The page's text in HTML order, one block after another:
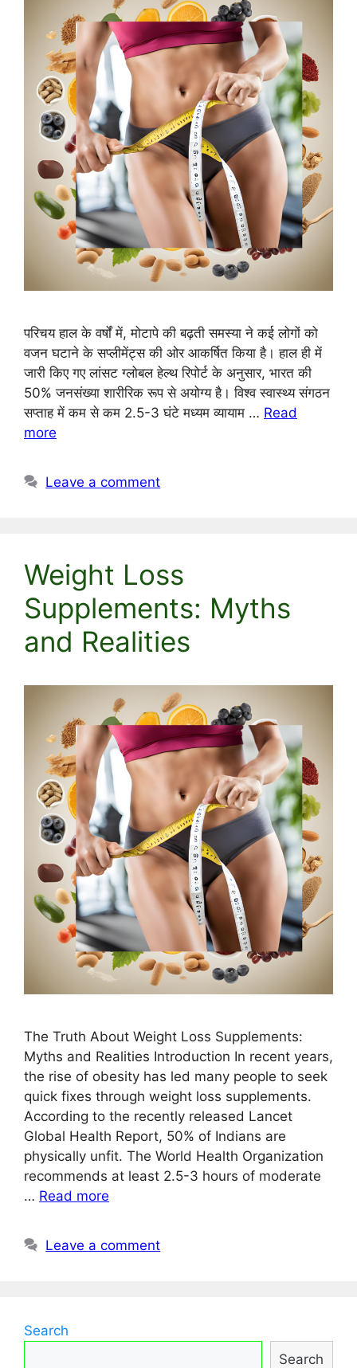
परिचय हाल के वर्षों में, मोटापे की बढ़ती समस्या ने कई लोगों को
वजन घटाने के सप्लीमेंट्स की ओर आकर्षित किया है। हाल ही में
जारी किए गए लांसट ग्लोबल हेल्थ रिपोर्ट के अनुसार, भारत की
50% जनसंख्या शारीरिक रूप से अयोग्य है। विश्व स्वास्थ्य संगठन
सप्ताह में कम से कम 2.5-3 घंटे मध्यम व्यायाम … Read
more
Leave a comment
Weight Loss
Supplements: Myths
and Realities
The Truth About Weight Loss Supplements:
Myths and Realities Introduction In recent years,
the rise of obesity has led many people to seek
quick fixes through weight loss supplements.
According to the recently released Lancet
Global Health Report, 50% of Indians are
physically unfit. The World Health Organization
recommends at least 2.5-3 hours of moderate
… Read more
Leave a comment
Search
Search